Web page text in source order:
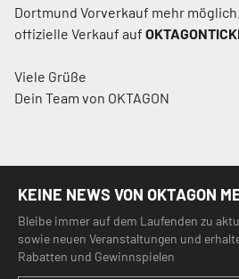
Dortmund Vorverkauf mehr
offizielle Verkauf auf
Viele Grüße
Dein Team von OKTAGON
KEINE NEWS VON OKTAGON
Bleibe immer auf dem Laufenden zu
sowie neuen Veranstaltungen und
Rabatten und Gewinnspielen